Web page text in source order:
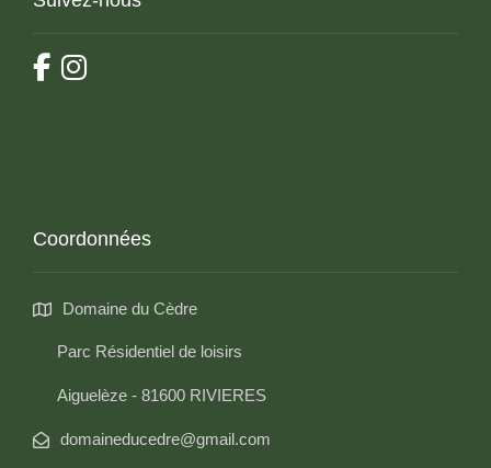
Coordonnées
Domaine du Cèdre
Parc Résidentiel de loisirs
Aiguelèze - 81600 RIVIERES
domaineducedre@gmail.com